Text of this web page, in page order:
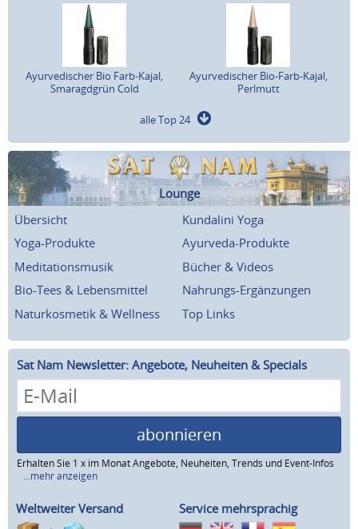
Ayurvedischer Bio Farb-Kajal,
Smaragdgrün Cold
Ayurvedischer Bio-Farb-Kajal,
Perlmutt
alle Top 24
Lounge
Übersicht
Kundalini Yoga
Yoga-Produkte
Ayurveda-Produkte
Meditationsmusik
Bücher & Videos
Bio-Tees & Lebensmittel
Nahrungs-Ergänzungen
Naturkosmetik & Wellness
Top Links
Sat Nam Newsletter: Angebote, Neuheiten & Specials
abonnieren
Erhalten Sie 1 x im Monat Angebote, Neuheiten, Trends und Event-Infos
...mehr anzeigen
Weltweiter Versand Service mehrsprachig